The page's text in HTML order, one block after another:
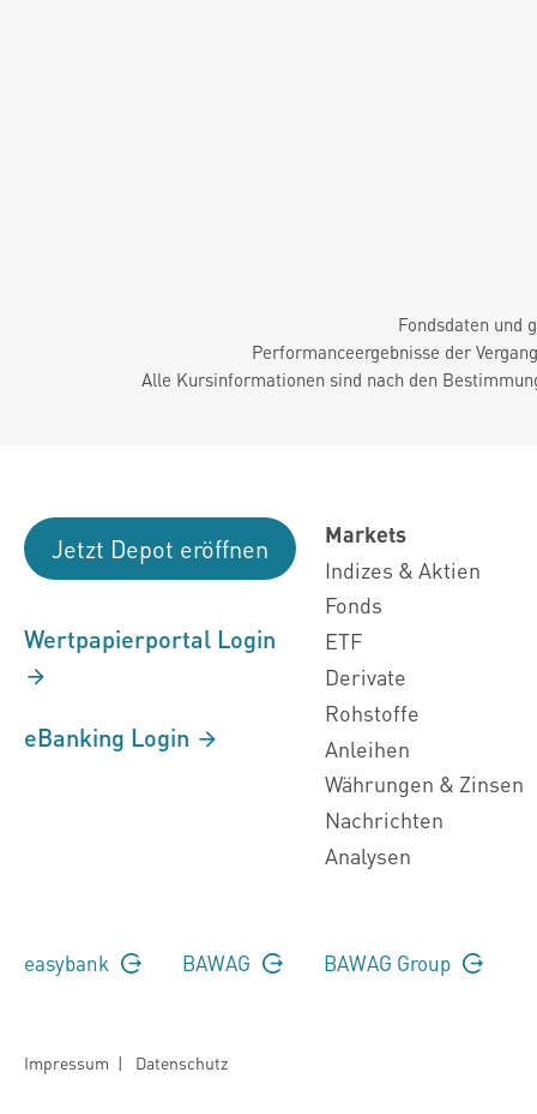
Fondsdaten und
Performanceergebnisse der
Alle Kursinformationen sind nach den
Jetzt Depot eröffnen
Wertpapierportal Login
eBanking Login
Markets
Indizes & Aktien
Fonds
ETF
Derivate
Rohstoffe
Anleihen
Währungen & Zinsen
Nachrichten
Analysen
easybank BAWAG BAWAG Group
Impressum | Datenschutz